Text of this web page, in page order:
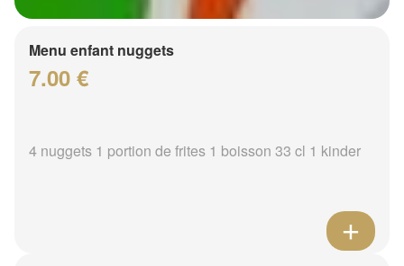
Menu enfant nuggets
7.00 €
4 nuggets 1 portion de frites 1 boisson 33 cl 1 kinder